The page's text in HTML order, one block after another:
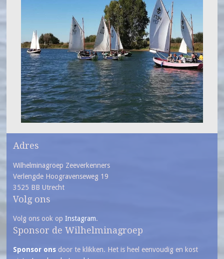
Adres
Wilhelminagroep Zeeverkenners
Verlengde Hoogravenseweg 19
3525 BB Utrecht
Volg ons
Volg ons ook op Instagram.
Sponsor de Wilhelminagroep
Sponsor ons door te klikken. Het is heel eenvoudig en kost